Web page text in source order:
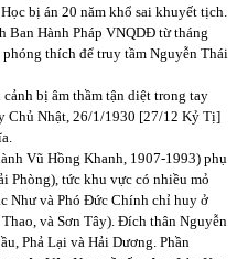
bị án 20 năm khổ sai khuyết tịch.
Ban Hành Pháp VNQDĐ từ tháng
thích để truy tầm Nguyễn Thái
bị âm thầm tận diệt trong tay
Chủ Nhật, 26/1/1930 [27/12 Kỷ Tị]
Vũ Hồng Khanh, 1907-1993) phụ
Phòng), tức khu vực có nhiều mỏ
Như và Phó Đức Chính chỉ huy ở
và Sơn Tây). Đích thân Nguyễn
Phả Lại và Hải Dương. Phần